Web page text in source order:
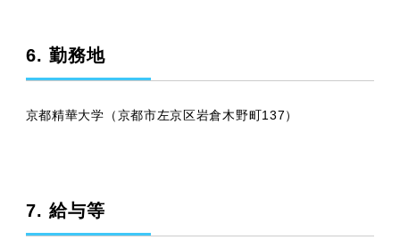
6. 勤務地
京都精華大学（京都市左京区岩倉木野町137）
7. 給与等